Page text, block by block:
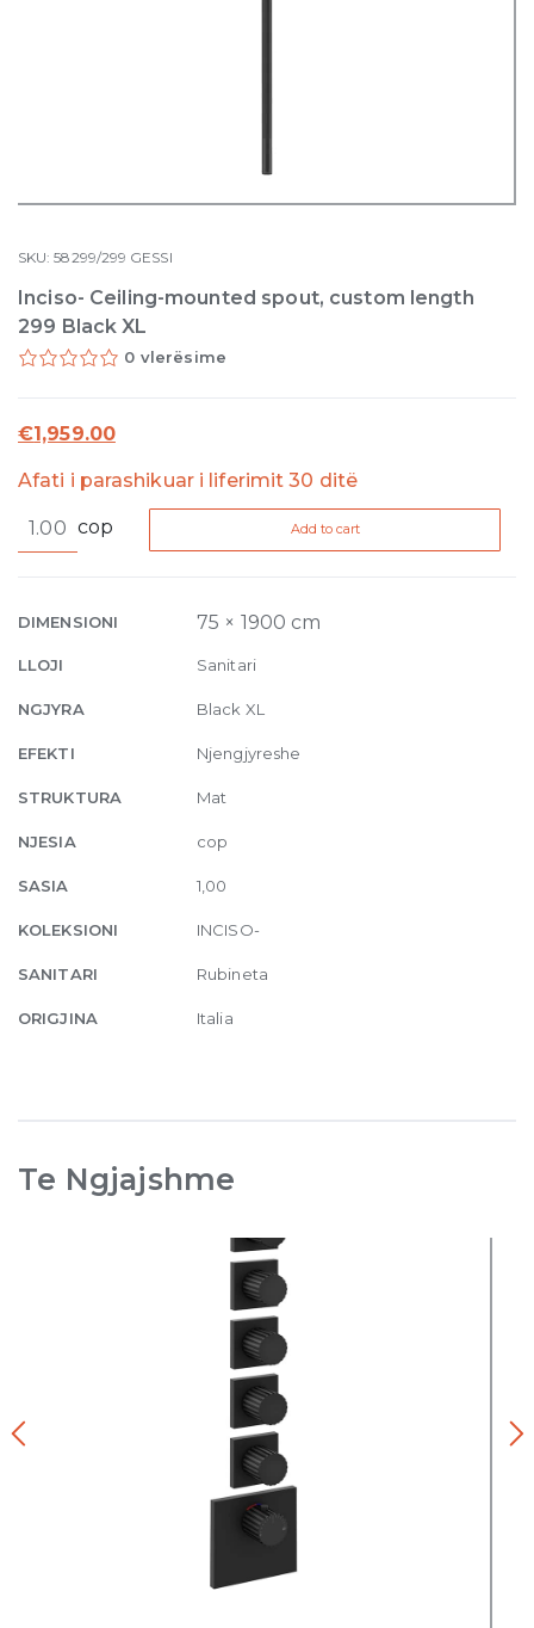
SKU:58299/299 GESSI
Inciso- Ceiling-mounted spout, custom length
299 Black XL
0 vlerësime
€1,959.00
Afati i parashikuar i liferimit 30 ditë
Ceiling-
custom
299
Black
quantity
cop Add to cart
DIMENSIONI 75 × 1900 cm
LLOJI Sanitari
NGJYRA Black XL
EFEKTI Njengjyreshe
STRUKTURA Mat
NJESIA cop
SASIA 1,00
KOLEKSIONI INCISO-
SANITARI Rubineta
ORIGJINA Italia
Te Ngjajshme